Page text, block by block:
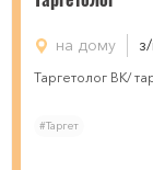
на дому
Таргетолог ВК/
#Таргет